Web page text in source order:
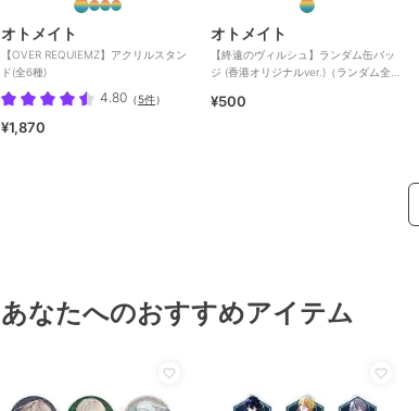
オトメイト
【OVER REQUIEMZ】アクリルスタン
ド(全6種)
4.80 （5件）
¥1,870
オトメイト
【終遠のヴィルシュ】ランダム缶バッ
ジ (香港オリジナルver.)（ランダム全6
¥500
あなたへのおすすめアイテム